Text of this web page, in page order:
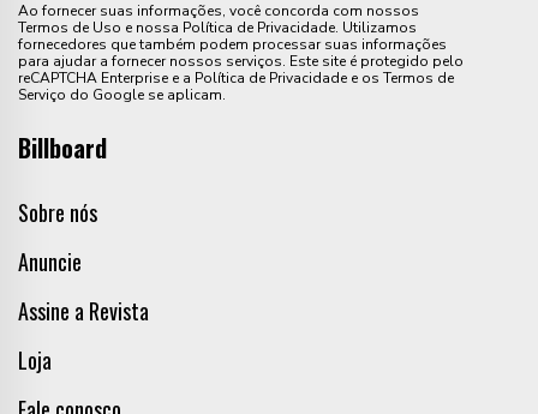
Ao fornecer suas informações, você concorda com nossos
Termos de Uso e nossa Política de Privacidade. Utilizamos
fornecedores que também podem processar suas informações
para ajudar a fornecer nossos serviços. Este site é protegido pelo
reCAPTCHA Enterprise e a Política de Privacidade e os Termos de
Serviço do Google se aplicam.
Billboard
Sobre nós
Anuncie
Assine a Revista
Loja